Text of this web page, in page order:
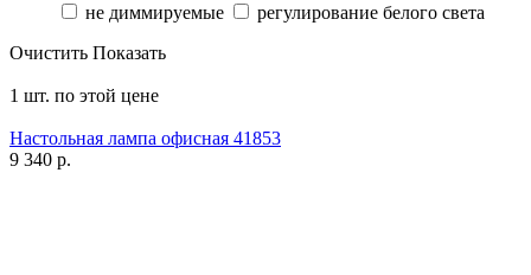
не диммируемые
регулирование белого света
Очистить Показать
1 шт. по этой цене
Настольная лампа офисная 41853
9 340 р.